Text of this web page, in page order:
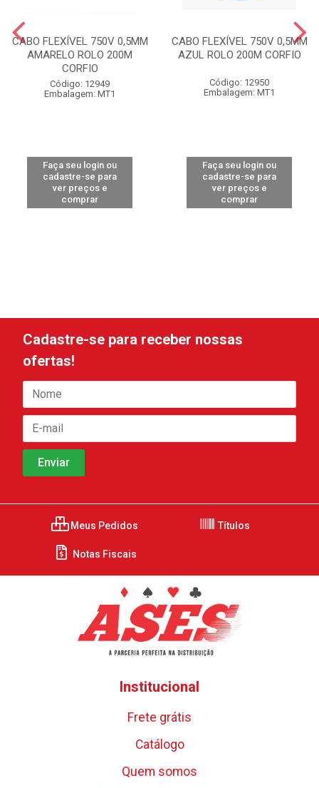
CABO FLEXÍVEL 750V 0,5MM
AMARELO ROLO 200M
CORFIO
Código: 12949
Embalagem: MT1
Faça seu login ou
cadastre-se para
ver preços e
comprar
CABO FLEXÍVEL 750V 0,5MM
AZUL ROLO 200M CORFIO
Código: 12950
Embalagem: MT1
Faça seu login ou
cadastre-se para
ver preços e
comprar
Cadastre-se para receber nossas
ofertas!
Meus Pedidos Títulos
Notas Fiscais
Institucional
Frete grátis
Catálogo
Quem somos